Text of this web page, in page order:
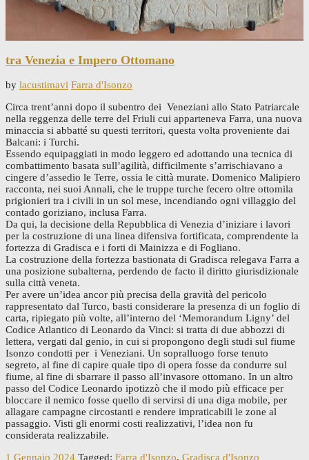
tra Venezia e Impero Ottomano
by lacustimavi Farra d'Isonzo
Circa trent’anni dopo il subentro dei Veneziani allo Stato Patriarcale
nella reggenza delle terre del Friuli cui apparteneva Farra, una nuova
minaccia si abbatté su questi territori, questa volta proveniente dai
Balcani: i Turchi.
Essendo equipaggiati in modo leggero ed adottando una tecnica di
combattimento basata sull’agilità, difficilmente s’arrischiavano a
cingere d’assedio le Terre, ossia le città murate. Domenico Malipiero
racconta, nei suoi Annali, che le truppe turche fecero oltre ottomila
prigionieri tra i civili in un sol mese, incendiando ogni villaggio del
contado goriziano, inclusa Farra.
Da qui, la decisione della Repubblica di Venezia d’iniziare i lavori
per la costruzione di una linea difensiva fortificata, comprendente la
fortezza di Gradisca e i forti di Mainizza e di Fogliano.
La costruzione della fortezza bastionata di Gradisca relegava Farra a
una posizione subalterna, perdendo de facto il diritto giurisdizionale
sulla città veneta.
Per avere un’idea ancor più precisa della gravità del pericolo
rappresentato dal Turco, basti considerare la presenza di un foglio di
carta, ripiegato più volte, all’interno del ‘Memorandum Ligny’ del
Codice Atlantico di Leonardo da Vinci: si tratta di due abbozzi di
lettera, vergati dal genio, in cui si propongono degli studi sul fiume
Isonzo condotti per i Veneziani. Un sopralluogo forse tenuto
segreto, al fine di capire quale tipo di opera fosse da condurre sul
fiume, al fine di sbarrare il passo all’invasore ottomano. In un altro
passo del Codice Leonardo ipotizzò che il modo più efficace per
bloccare il nemico fosse quello di servirsi di una diga mobile, per
allagare campagne circostanti e rendere impraticabili le zone al
passaggio. Visti gli enormi costi realizzativi, l’idea non fu
considerata realizzabile.
1 Gennaio 2024 Tagged: Farra d'Isonzo, Gradisca d'Isonzo